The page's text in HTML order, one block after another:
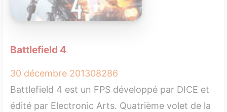
Battlefield 4
30 décembre 201308286
Battlefield 4 est un FPS développé par DICE et
édité par Electronic Arts. Quatrième volet de la